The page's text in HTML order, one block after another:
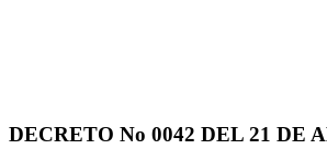
DECRETO No 0042 DEL 21 DE